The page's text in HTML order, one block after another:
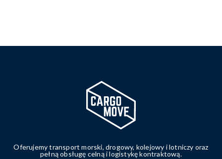
Oferujemy transport morski, drogowy, kolejowy i lotniczy oraz
pełną obsługę celną i logistykę kontraktową.